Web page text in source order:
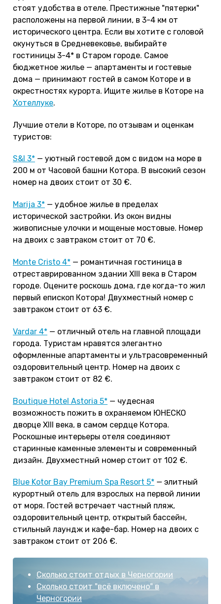
стоят удобства в отеле. Престижные "пятерки"
расположены на первой линии, в 3-4 км от
исторического центра. Если вы хотите с головой
окунуться в Средневековье, выбирайте
гостиницы 3-4* в Старом городе. Самое
бюджетное жилье — апартаменты и гостевые
дома — принимают гостей в самом Которе и в
окрестностях курорта. Ищите жилье в Которе на
Хотеллуке.
Лучшие отели в Которе, по отзывам и оценкам
туристов:
S&I 3* — уютный гостевой дом с видом на море в
200 м от Часовой башни Котора. В высокий сезон
номер на двоих стоит от 30 €.
Marija 3* — удобное жилье в пределах
исторической застройки. Из окон видны
живописные улочки и мощеные мостовые. Номер
на двоих с завтраком стоит от 70 €.
Monte Cristo 4* — романтичная гостиница в
отреставрированном здании XIII века в Старом
городе. Оцените роскошь дома, где когда-то жил
первый епископ Котора! Двухместный номер с
завтраком стоит от 63 €.
Vardar 4* — отличный отель на главной площади
города. Туристам нравятся элегантно
оформленные апартаменты и ультрасовременный
оздоровительный центр. Номер на двоих с
завтраком стоит от 82 €.
Boutique Hotel Astoria 5* — чудесная
возможность пожить в охраняемом ЮНЕСКО
дворце XIII века, в самом сердце Котора.
Роскошные интерьеры отеля соединяют
старинные каменные элементы и современный
дизайн. Двухместный номер стоит от 102 €.
Blue Kotor Bay Premium Spa Resort 5* — элитный
курортный отель для взрослых на первой линии
от моря. Гостей встречает частный пляж,
оздоровительный центр, открытый бассейн,
стильный лаундж и кафе-бар. Номер на двоих с
завтраком стоит от 206 €.
Сколько стоит отдых в Черногории
Сколько стоит "всё включено" в
Черногории